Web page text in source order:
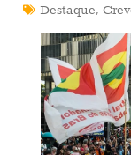
Destaque,